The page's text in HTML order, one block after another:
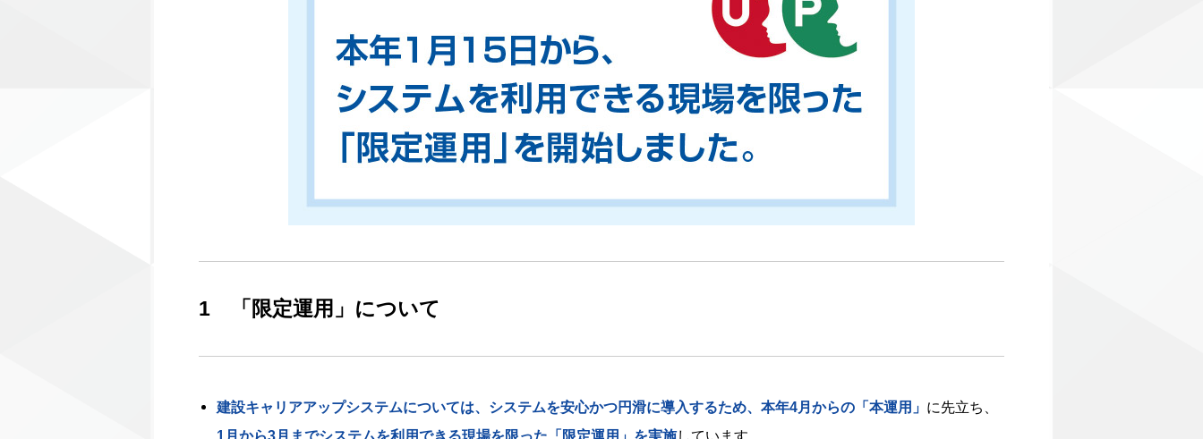
1 「限定運用」について
建設キャリアアップシステムについては、システムを安心かつ円滑に導入するため、本年4月からの「本運用」 に先立ち、
1月から3月までシステムを利用できる現場を限った「限定運用」を実施しています。